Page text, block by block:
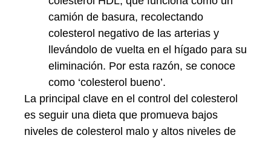
camión de basura, recolectando
colesterol negativo de las arterias y
llevándolo de vuelta en el hígado para su
eliminación. Por esta razón, se conoce
como ‘colesterol bueno’.
La principal clave en el control del colesterol
es seguir una dieta que promueva bajos
niveles de colesterol malo y altos niveles de